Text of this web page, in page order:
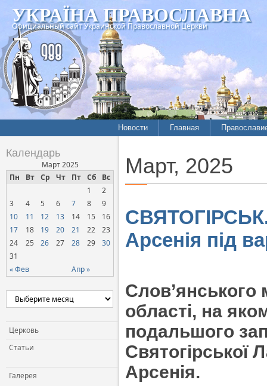
УКРАЇНА ПРАВОСЛАВНА
Официальный сайт Украинской Православной Церкви
Новости
Межконфессиональные
отношения
Официальная хроника
Расколы, ереси, секты
СОЦИАЛЬНОЕ
Церковь и общество
Церковь и СМИ
Главная
История
Календарь
Март 2025
Пн
Вт Ср Чт Пт Сб Вс
« Фев Апр »
1
2
3
4 5 6 7 8
9
10
11 12 13 14 15
16
17
18 19 20 21 22
23
24
25 26 27 28 29
30
31
Церковь
Статьи
Галерея
Март, 2025
Арсенія під
Слов’янського
області, на
подальшого
Святогірської
Арсенія.